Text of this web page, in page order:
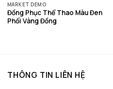
MARKET DEMO
Đồng Phục Thể Thao Màu Đen
Phối Vàng Đồng
THÔNG TIN LIÊN HỆ